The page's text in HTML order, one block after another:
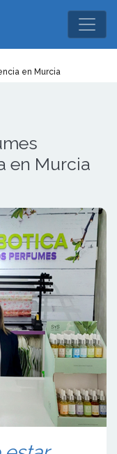
en Murcia
en Murcia